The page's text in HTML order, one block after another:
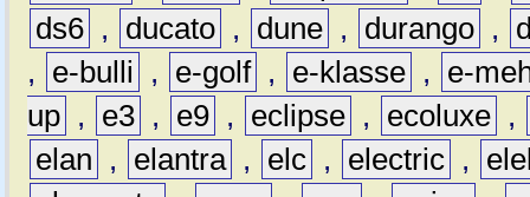
ds6 , ducato , dune , durango ,
,
e-bulli , e-golf , e-klasse ,
e-
up , e3 , e9 , eclipse , ecoluxe ,
elan
, elantra , elc , electric ,